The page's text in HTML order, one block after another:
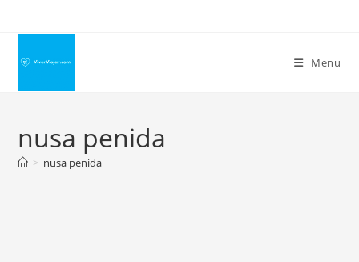
conteúdo
Menu
nusa penida
> nusa penida